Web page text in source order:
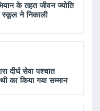
के तहत जीवन ज्योति
स्कूल ने निकाली
दीर्घ सेवा पश्चात
का किया गया सम्मान